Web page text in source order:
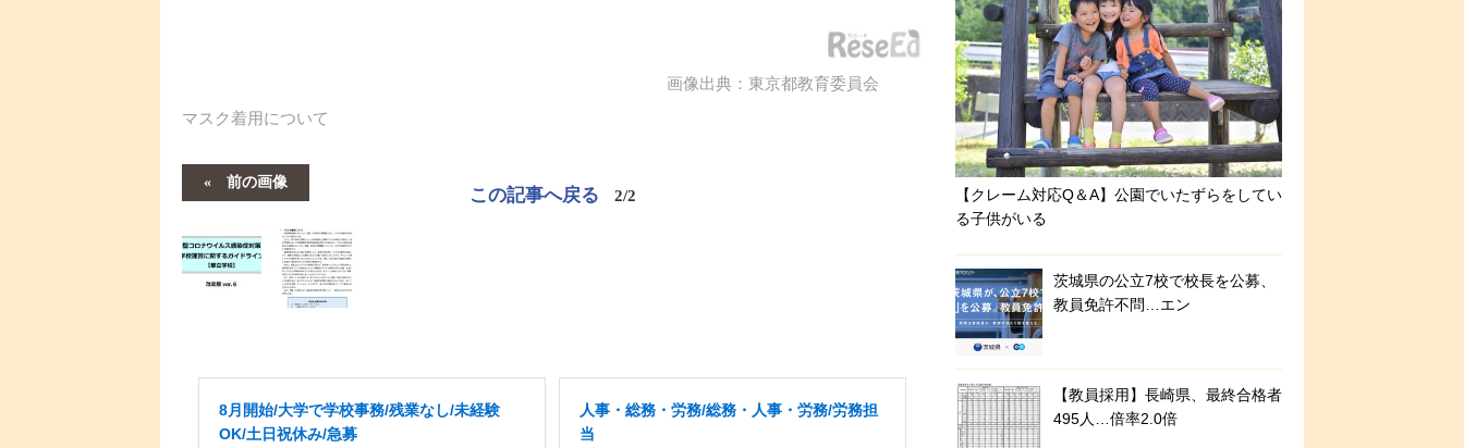
画像出典：東京都教育委員会
マスク着用について
前の画像
この記事へ戻る 2/2
8月開始/大学で学校事務/残業なし/未経験
OK/土日祝休み/急募
人事・総務・労務/総務・人事・労務/労務担
当
【クレーム対応Q＆A】公園でいたずらをしてい
る子供がいる
茨城県の公立7校で校長を公募、
教員免許不問…エン
【教員採用】長崎県、最終合格者
495人…倍率2.0倍